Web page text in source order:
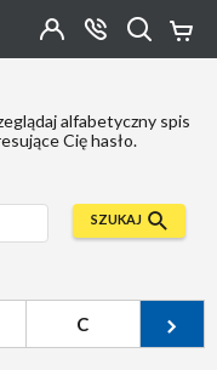
Moje
Konto
szukasz?
alfabetyczny spis
Cię hasło.
SZUKAJ
C